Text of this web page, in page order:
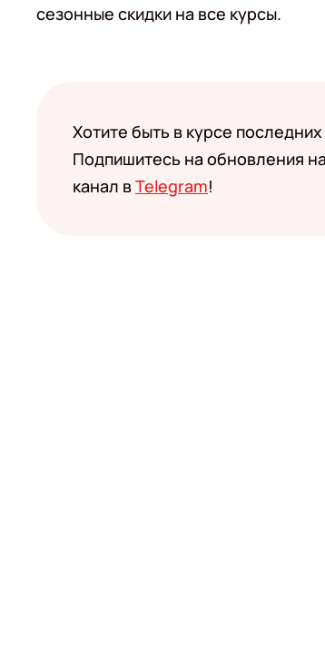
сезонные скидки на все курсы.
Хотите быть в курсе
Подпишитесь на обновления
канал вTelegram!